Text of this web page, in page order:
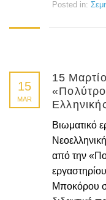
Posted in:
15
MAR
15
Βιωματικό
από την
Μποκόρου